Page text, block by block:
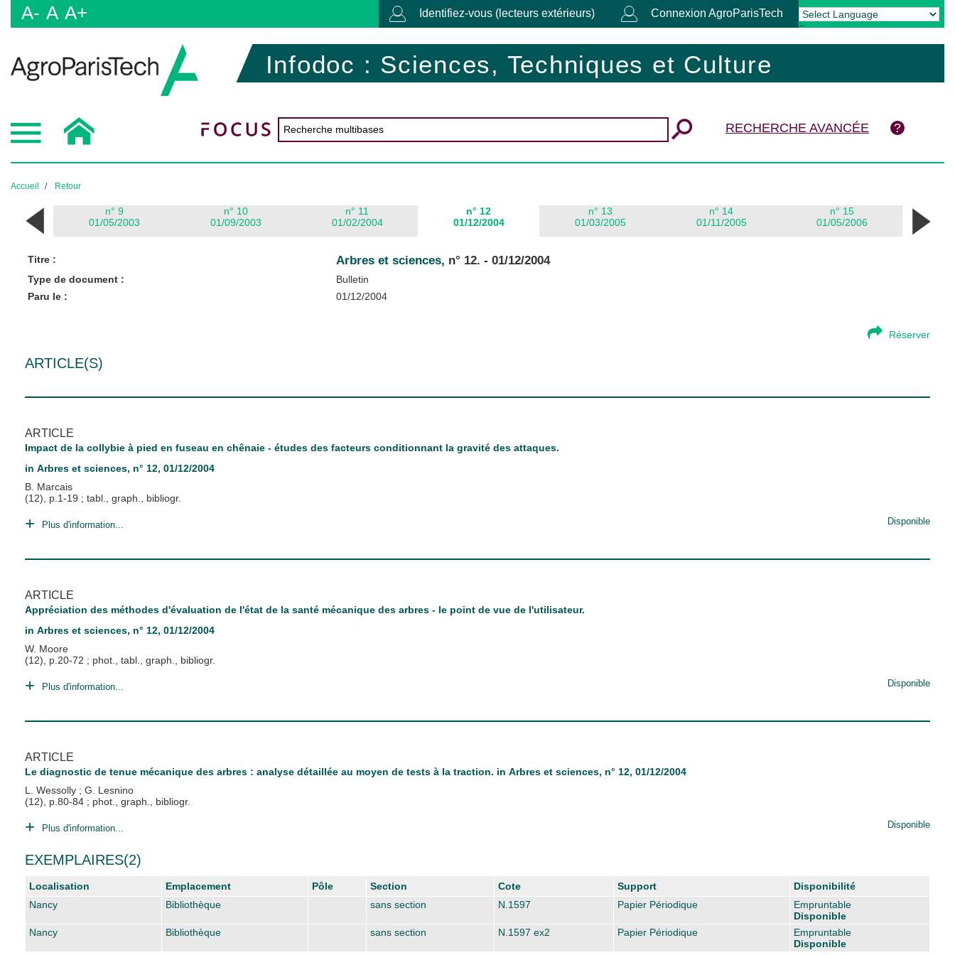
A- A A+ Identifiez-vous (lecteurs extérieurs) Connexion AgroParisTech
Powered by Translate
Infodoc : Sciences, Techniques et Culture
RECHERCHE AVANCÉE
Accueil Retour
n° 9
01/05/2003
n° 10
01/09/2003
n° 11
01/02/2004
n° 12
01/12/2004
n° 13
01/03/2005
n° 14
01/11/2005
n° 15
01/05/2006
Titre : Arbres et sciences, n° 12. - 01/12/2004
Type de document :
Bulletin
Paru le :
01/12/2004
Réserver
ARTICLE(S)
ARTICLE
Impact de la collybie à pied en fuseau en chênaie - études des facteurs conditionnant la gravité des attaques.
in Arbres et sciences, n° 12, 01/12/2004
B. Marcais
(12), p.1-19 ; tabl., graph., bibliogr.
Plus d'information... Disponible
ARTICLE
Appréciation des méthodes d'évaluation de l'état de la santé mécanique des arbres - le point de vue de l'utilisateur.
in Arbres et sciences, n° 12, 01/12/2004
W. Moore
(12), p.20-72 ; phot., tabl., graph., bibliogr.
Plus d'information... Disponible
ARTICLE
Le diagnostic de tenue mécanique des arbres : analyse détaillée au moyen de tests à la traction. in Arbres et sciences, n° 12, 01/12/2004
L. Wessolly ; G. Lesnino
(12), p.80-84 ; phot., graph., bibliogr.
Plus d'information... Disponible
EXEMPLAIRES(2)
Localisation Emplacement Pôle Section Cote Support
Disponibilité
Nancy
Bibliothèque sans section N.1597 Papier Périodique
Empruntable
Disponible
Nancy
Bibliothèque sans section N.1597 ex2 Papier Périodique
Empruntable
Disponible